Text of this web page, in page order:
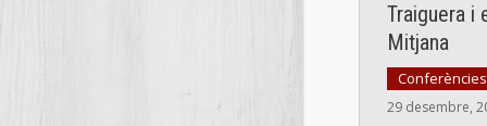
Traiguera i
Mitjana
29 desembre,